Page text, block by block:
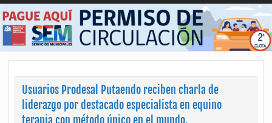
Usuarios Prodesal Putaendo reciben charla de
liderazgo por destacado especialista en equino